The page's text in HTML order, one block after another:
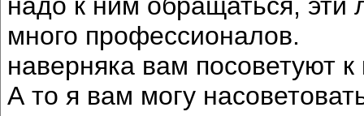
много профессионалов.
наверняка вам посоветуют к
А то я вам могу